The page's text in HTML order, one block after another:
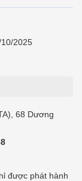
2025
68 Dương
được phát hành